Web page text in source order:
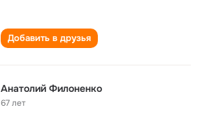
Добавить в друзья
Анатолий Филоненко
67 лет